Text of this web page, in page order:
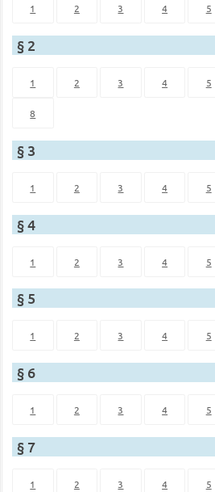
1 2 3 4 5
§ 2
1 2 3 4 5
8
§ 3
1 2 3 4 5
§ 4
1 2 3 4 5
§ 5
1 2 3 4 5
§ 6
1 2 3 4 5
§ 7
1 2 3 4 5